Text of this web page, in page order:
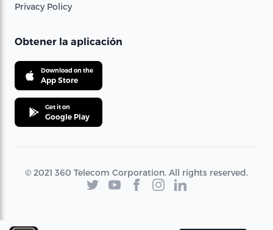
Privacy Policy
Obtener la aplicación
Download on the
App Store
Get it on
Google Play
© 2021 360 Telecom Corporation. All rights reserved.